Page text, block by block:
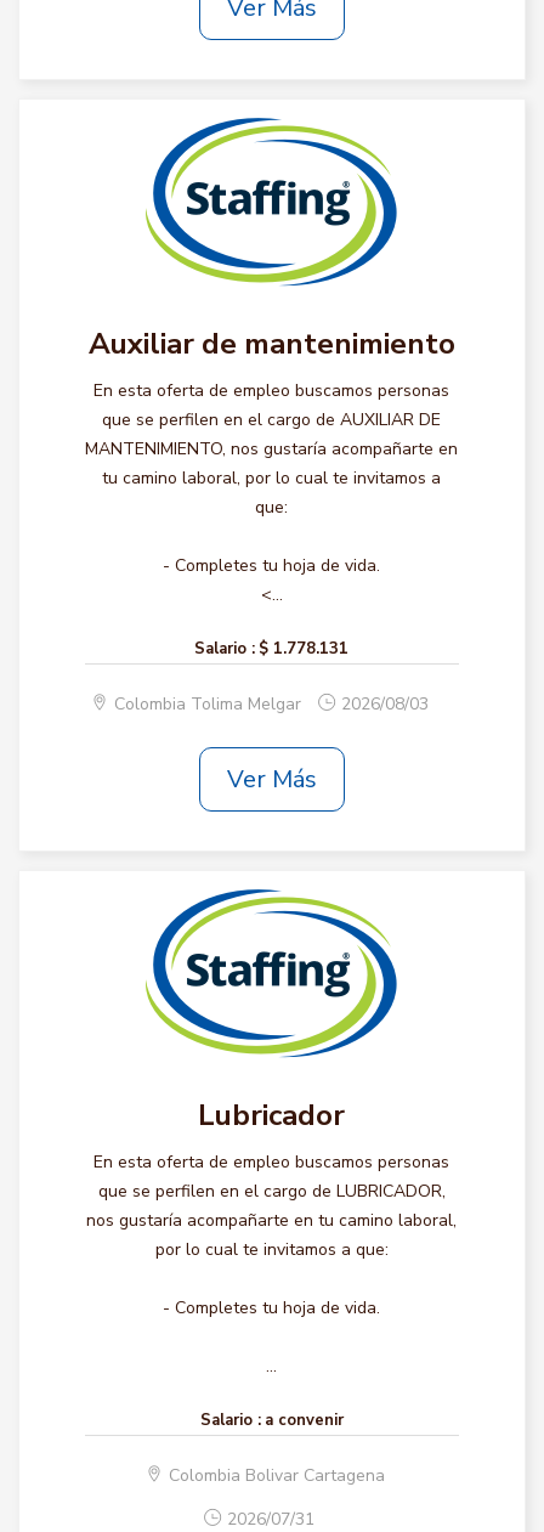
Ver Más
Auxiliar de mantenimiento
En esta oferta de empleo buscamos personas
que se perfilen en el cargo de AUXILIAR DE
MANTENIMIENTO, nos gustaría acompañarte en
tu camino laboral, por lo cual te invitamos a
que:
- Completes tu hoja de vida.
<...
Salario : $ 1.778.131
Colombia Tolima Melgar 2026/08/03
Ver Más
Lubricador
En esta oferta de empleo buscamos personas
que se perfilen en el cargo de LUBRICADOR,
nos gustaría acompañarte en tu camino laboral,
por lo cual te invitamos a que:
- Completes tu hoja de vida.
...
Salario : a convenir
Colombia Bolivar Cartagena
2026/07/31